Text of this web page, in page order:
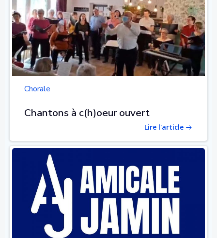
Chorale
Chantons à c(h)oeur ouvert
Lire l'article